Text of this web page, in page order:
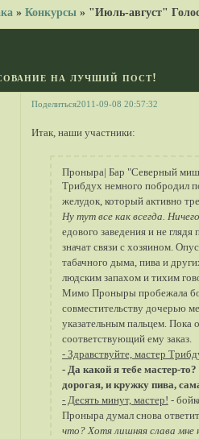
»Конкурсы » "Июль-август"
на лучший пост!
Поделиться2011-09-08 20:57:32
Итак, наши участники:
Проныра| Бар "Северный
Трибдух немного побродил
желудок, который активно
Ну тут все как всегда.
едового заведения и не
значат связи с хозяином.
табачного дыма, пива и
людским запахом и тихим
Мимо Проныры пробежала
совместительству дочерью
указательным пальцем. Пока
соответствующий ему заказ.
- Здравствуйте, мастер
- Да какой я тебе мастер-то?
дорогая, и кружку пива,
- Десять минут, мастер! -
Проныра думал снова
что? Хотя лишняя слава мне